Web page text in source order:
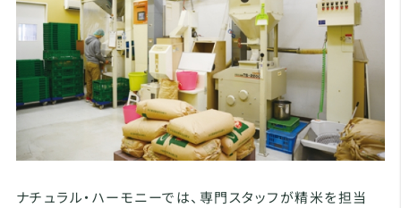
ナチュラル・ハーモニーでは、専門スタッフが精米を担当